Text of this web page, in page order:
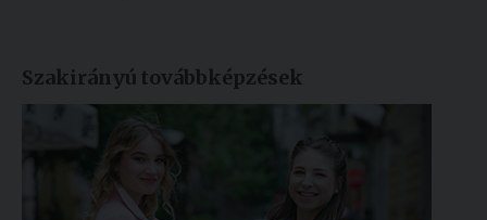
Szakirányú továbbképzések